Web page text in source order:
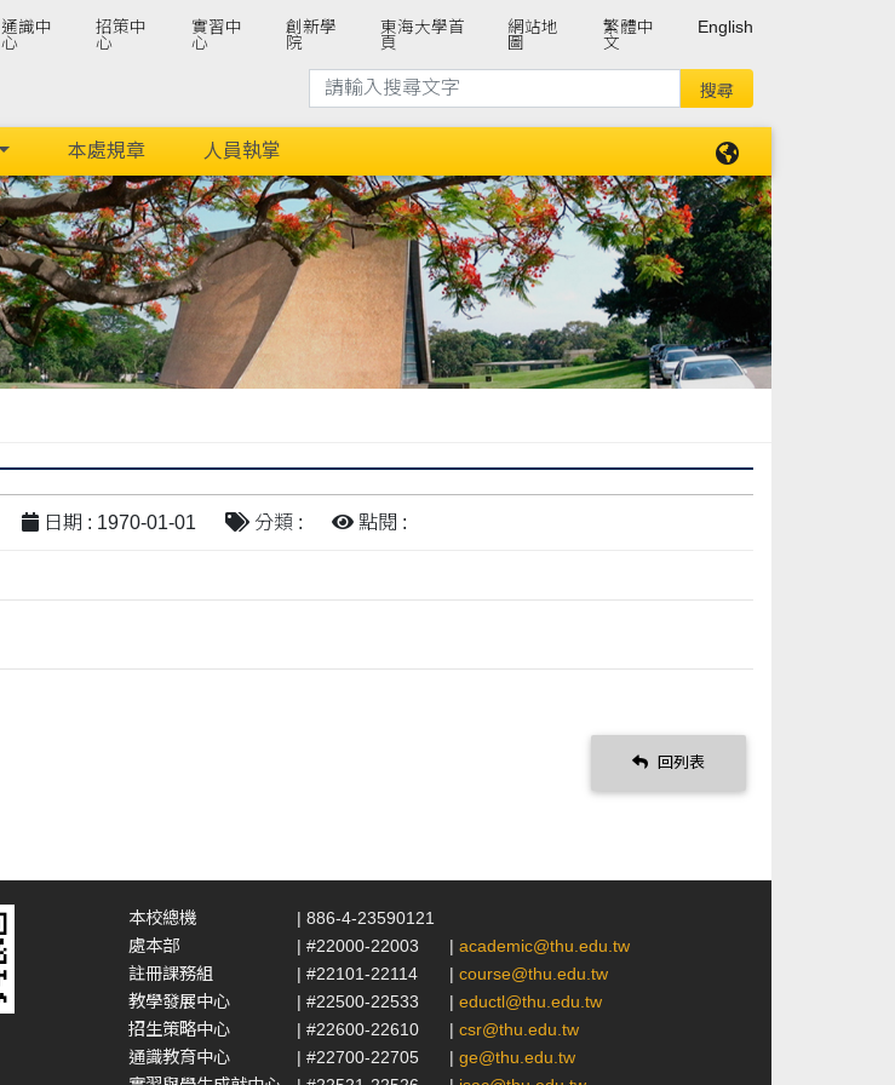
通識中
心
招策中
心
實習中
心
創新學
院
東海大學首
頁
網站地
圖
繁體中
文
English
本處規章 人員執掌
日期 : 1970-01-01 分類 : 點閱 :
回列表
本校總機
| 886-4-23590121
處本部
| #22000-22003 | academic@thu.edu.tw
註冊課務組
| #22101-22114 | course@thu.edu.tw
教學發展中心
| #22500-22533 | eductl@thu.edu.tw
招生策略中心
| #22600-22610 | csr@thu.edu.tw
通識教育中心
| #22700-22705 | ge@thu.edu.tw